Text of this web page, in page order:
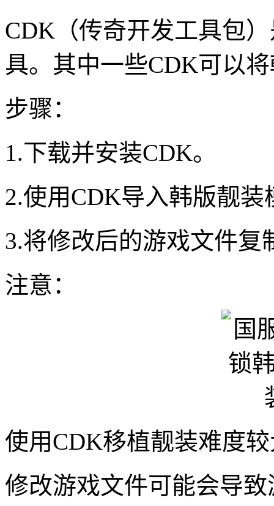
CDK（传奇开发工具包
具。其中一些CDK可以
步骤：
1.下载并安装CDK。
2.使用CDK导入韩版靓装
3.将修改后的游戏文件复
注意：
使用CDK移植靓装难度
修改游戏文件可能会导